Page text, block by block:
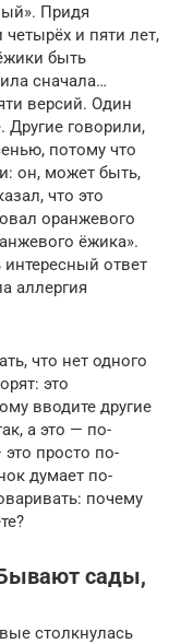
Придя
четырёх и пяти лет,
быть
сначала…
версий. Один
Другие говорили,
потому что
он, может быть,
что это
оранжевого
ёжика».
ответ
аллергия
что нет одного
это
вводите другие
а это — по-
просто по-
думает по-
почему
сады,
столкнулась